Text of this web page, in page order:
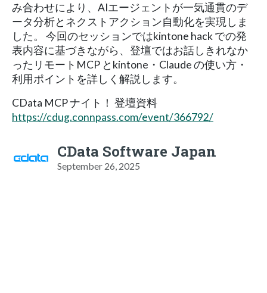
み合わせにより、AIエージェントが一気通貫のデ
ータ分析とネクストアクション自動化を実現しま
した。 今回のセッションではkintone hack での発
表内容に基づきながら、登壇ではお話しきれなか
ったリモートMCP とkintone・Claude の使い方・
利用ポイントを詳しく解説します。
CData MCP ナイト！ 登壇資料
https://cdug.connpass.com/event/366792/
CData Software Japan
September 26, 2025